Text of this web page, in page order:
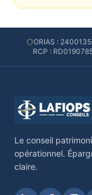
ORIAS :
RCP :
Le conseil
opérationnel.
claire.